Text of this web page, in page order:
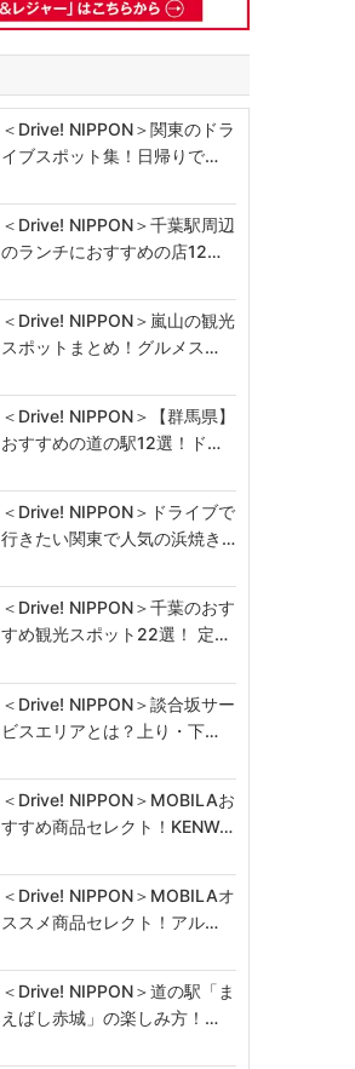
＜Drive! NIPPON＞関東のドラ
イブスポット集！日帰りで…
＜Drive! NIPPON＞千葉駅周辺
のランチにおすすめの店12…
＜Drive! NIPPON＞嵐山の観光
スポットまとめ！グルメス…
＜Drive! NIPPON＞【群馬県】
おすすめの道の駅12選！ド…
＜Drive! NIPPON＞ドライブで
行きたい関東で人気の浜焼き…
＜Drive! NIPPON＞千葉のおす
すめ観光スポット22選！ 定…
＜Drive! NIPPON＞談合坂サー
ビスエリアとは？上り・下…
＜Drive! NIPPON＞MOBILAお
すすめ商品セレクト！KENW…
＜Drive! NIPPON＞MOBILAオ
ススメ商品セレクト！アル…
＜Drive! NIPPON＞道の駅「ま
えばし赤城」の楽しみ方！…